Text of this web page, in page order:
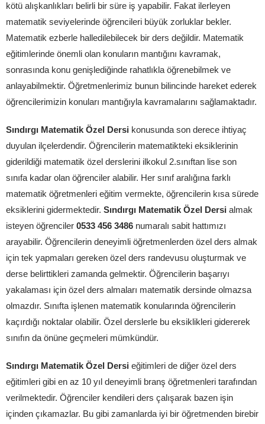
kötü alışkanlıkları belirli bir süre iş yapabilir. Fakat ilerleyen
matematik seviyelerinde öğrencileri büyük zorluklar bekler.
Matematik ezberle halledilebilecek bir ders değildir. Matematik
eğitimlerinde önemli olan konuların mantığını kavramak,
sonrasında konu genişlediğinde rahatlıkla öğrenebilmek ve
anlayabilmektir. Öğretmenlerimiz bunun bilincinde hareket ederek
öğrencilerimizin konuları mantığıyla kavramalarını sağlamaktadır.
Sındırgı Matematik Özel Dersi konusunda son derece ihtiyaç
duyulan ilçelerdendir. Öğrencilerin matematikteki eksiklerinin
giderildiği matematik özel derslerini ilkokul 2.sınıftan lise son
sınıfa kadar olan öğrenciler alabilir. Her sınıf aralığına farklı
matematik öğretmenleri eğitim vermekte, öğrencilerin kısa sürede
eksiklerini gidermektedir. Sındırgı Matematik Özel Dersi almak
isteyen öğrenciler 0533 456 3486 numaralı sabit hattımızı
arayabilir. Öğrencilerin deneyimli öğretmenlerden özel ders almak
için tek yapmaları gereken özel ders randevusu oluşturmak ve
derse belirttikleri zamanda gelmektir. Öğrencilerin başarıyı
yakalaması için özel ders almaları matematik dersinde olmazsa
olmazdır. Sınıfta işlenen matematik konularında öğrencilerin
kaçırdığı noktalar olabilir. Özel derslerle bu eksiklikleri gidererek
sınıfın da önüne geçmeleri mümkündür.
Sındırgı Matematik Özel Dersi eğitimleri de diğer özel ders
eğitimleri gibi en az 10 yıl deneyimli branş öğretmenleri tarafından
verilmektedir. Öğrenciler kendileri ders çalışarak bazen işin
içinden çıkamazlar. Bu gibi zamanlarda iyi bir öğretmenden birebir